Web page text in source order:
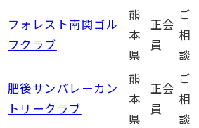
フォレスト南関ゴル
フクラブ
熊
本
県
正会
員
ご
相
談
肥後サンバレーカン
トリークラブ
熊
本
県
正会
員
ご
相
談